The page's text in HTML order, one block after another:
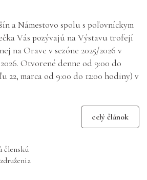
a Námestovo spolu s poľovníckym
Vás pozývajú na Výstavu trofejí
na Orave v sezóne 2025/2026 v
2026. Otvorené denne od 9:00 do
22, marca od 9:00 do 12:00 hodiny) v
celý článok